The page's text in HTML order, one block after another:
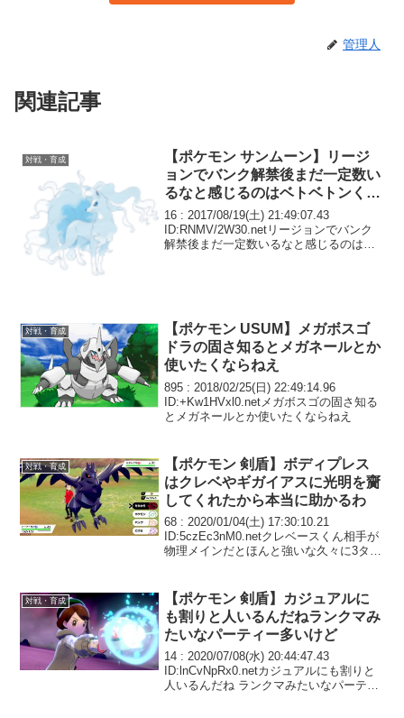
管理人
関連記事
対戦・育成
【ポケモン サンムーン】リージ
ョンでバンク解禁後まだ一定数い
るなと感じるのはベトベトンくら
いかな
16 : 2017/08/19(土) 21:49:07.43
ID:RNMV/2W30.netリージョンでバンク
解禁後まだ一定数いるなと感じるのはベ
対戦・育成
【ポケモン USUM】メガボスゴ
ドラの固さ知るとメガネールとか
使いたくならねえ
895 : 2018/02/25(日) 22:49:14.96
ID:+Kw1HVxl0.netメガボスゴの固さ知る
とメガネールとか使いたくならねえ
対戦・育成
【ポケモン 剣盾】ボディプレス
はクレベやギガイアスに光明を齎
してくれたから本当に助かるわ
68 : 2020/01/04(土) 17:30:10.21
ID:5czEc3nM0.netクレベースくん相手が
物理メインだとほんと強いな久々に3タテ
対戦・育成
【ポケモン 剣盾】カジュアルに
も割りと人いるんだねランクマみ
たいなパーティー多いけど
14 : 2020/07/08(水) 20:44:47.43
ID:lnCvNpRx0.netカジュアルにも割りと
人いるんだね ランクマみたいなパーティ